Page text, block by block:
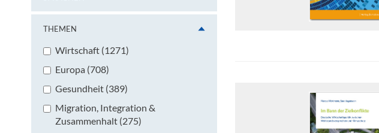
THEMEN
Wirtschaft (1271)
Europa (708)
Gesundheit (389)
Migration, Integration &
Zusammenhalt (275)